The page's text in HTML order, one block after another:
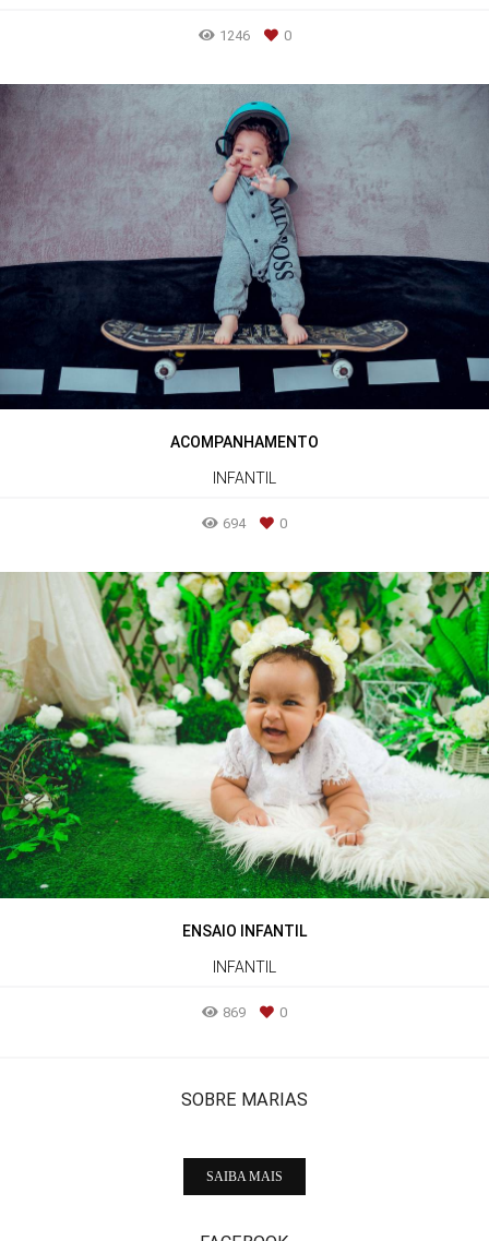
1246 0
ACOMPANHAMENTO
INFANTIL
694 0
ENSAIO INFANTIL
INFANTIL
869 0
SOBRE MARIAS
SAIBA MAIS